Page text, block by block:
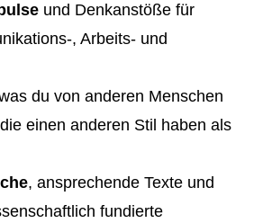
und Denkanstöße für
, Arbeits- und
du von anderen Menschen
einen anderen Stil haben als
, ansprechende Texte und
fundierte